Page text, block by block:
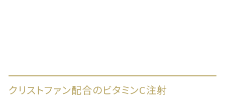
クリストファン配合のビタミンC注射